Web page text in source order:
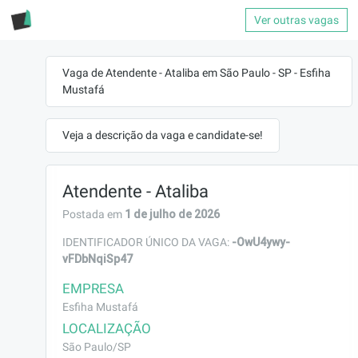
Ver outras vagas
Vaga de Atendente - Ataliba em São Paulo - SP - Esfiha
Mustafá
Veja a descrição da vaga e candidate-se!
Atendente - Ataliba
Postada em 1 de julho de 2026
IDENTIFICADOR ÚNICO DA VAGA: -OwU4ywy-
vFDbNqiSp47
EMPRESA
Esfiha Mustafá
LOCALIZAÇÃO
São Paulo/SP